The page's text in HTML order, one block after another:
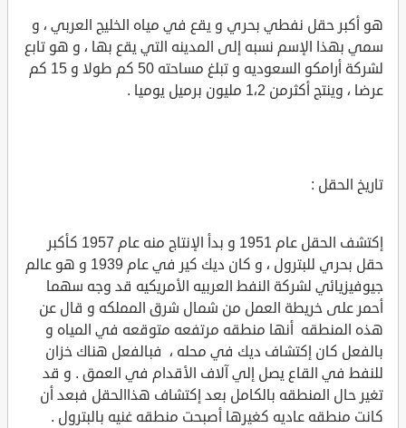
هو أكبر حقل نفطي بحري و يقع في مياه الخليج العربي ، و
سمي بهذا الإسم نسبه إلى المدينه التي يقع بها ، و هو تابع
لشركة أرامكو السعوديه و تبلغ مساحته 50 كم طولا و 15 كم
عرضا ، وينتج أكثرمن 1،2 مليون برميل يوميا .
تاريخ الحقل :
إكتشف الحقل عام 1951 و بدأ الإنتاج منه عام 1957 كأكبر
حقل بحري للبترول ، و كان ديك كير في عام 1939 و هو عالم
جيوفيزيائي لشركة النفط العربيه الأمريكيه قد وجه سهما
أحمر على خريطة العمل من شمال شرق المملكه و قال عن
هذه المنطقه أنها منطقه مرتفعه متوقعه في المياه و
بالفعل كان إكتشاف ديك في محله ، فبالفعل هناك خزان
للنفط في القاع يصل إلي آلاف الأقدام في العمق . و قد
تغير حال المنطقه بالكامل بعد إكتشاف هذاالحقل فبعد أن
كانت منطقه عاديه كغيرها أصبحت منطقه غنيه بالبترول .